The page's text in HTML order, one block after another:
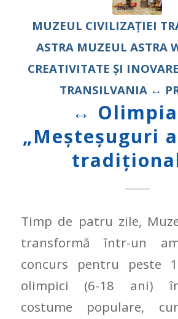
MUZEUL CIVILIZAŢIEI
ASTRA MUZEUL ASTRA
CREATIVITATE ȘI INOVARE
TRANSILVANIA ↔
↔
„Meșteșuguri
Timp de patru zile,
transformă într-un
concurs pentru peste
olimpici (6-18 ani)
costume populare,